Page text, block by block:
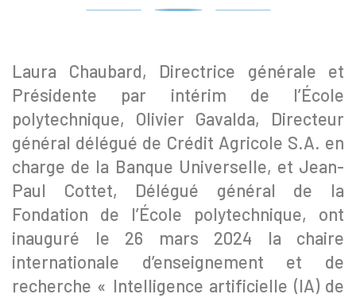
Laura Chaubard, Directrice générale et
Présidente par intérim de l’École
polytechnique, Olivier Gavalda, Directeur
général délégué de Crédit Agricole S.A. en
charge de la Banque Universelle, et Jean-
Paul Cottet, Délégué général de la
Fondation de l’École polytechnique, ont
inauguré le 26 mars 2024 la chaire
internationale d’enseignement et de
recherche « Intelligence artificielle (IA) de